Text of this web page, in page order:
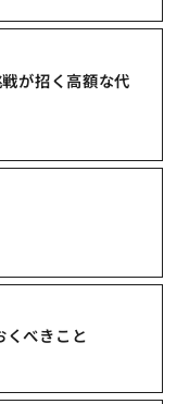
が招く高額な代
くべきこと